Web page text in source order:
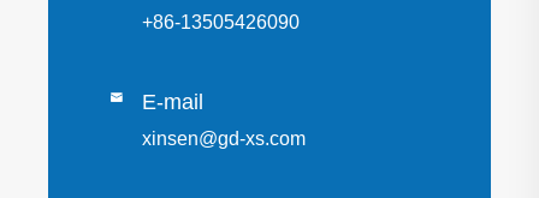
+86-13505426090
 E-mail
xinsen@gd-xs.com